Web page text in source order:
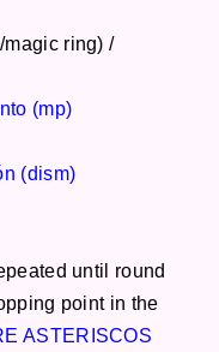
ring) /
(mp)
(dism)
until round
point in the
ASTERISCOS